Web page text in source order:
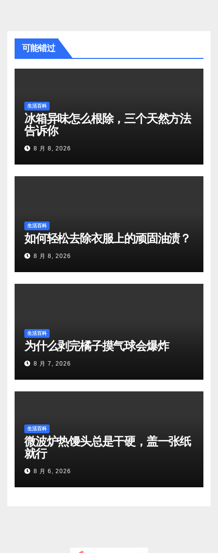
可能错过
生活百科
冰箱异味怎么根除，三个天然方法
告诉你
8 月 8, 2026
生活百科
如何轻松去除衣服上的顽固油渍？
8 月 8, 2026
生活百科
为什么剥完橘子摸气球会爆炸
8 月 7, 2026
生活百科
微波炉热馒头总是干硬，盖一张纸
就行
8 月 6, 2026